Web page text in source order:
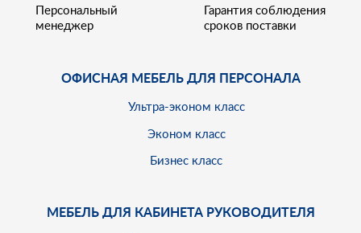
Персональный
менеджер
Гарантия соблюдения
сроков поставки
ОФИСНАЯ МЕБЕЛЬ ДЛЯ ПЕРСОНАЛА
Ультра-эконом класс
Эконом класс
Бизнес класс
МЕБЕЛЬ ДЛЯ КАБИНЕТА РУКОВОДИТЕЛЯ